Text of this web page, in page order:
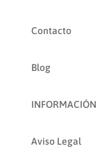
Contacto
Blog
INFORMACIÓN
Aviso Legal